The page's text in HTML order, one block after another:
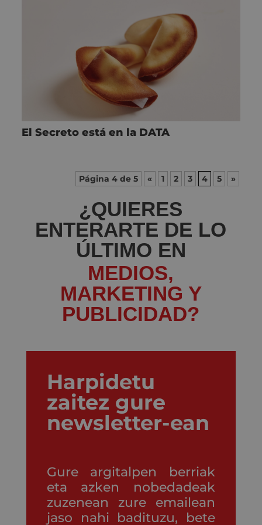
El Secreto está en la DATA
Página 4 de 5 « 1 2 3 4 5 »
¿QUIERES
ENTERARTE DE LO
ÚLTIMO EN
MEDIOS,
MARKETING Y
PUBLICIDAD?
Harpidetu
zaitez gure
newsletter-ean
Gure argitalpen berriak
eta azken nobedadeak
zuzenean zure emailean
jaso nahi badituzu, bete